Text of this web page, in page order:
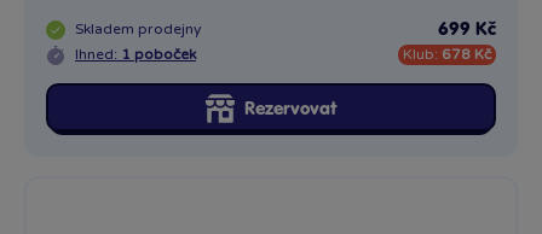
Skladem prodejny
Ihned: 1 poboček
699 Kč
Klub: 678 Kč
Rezervovat